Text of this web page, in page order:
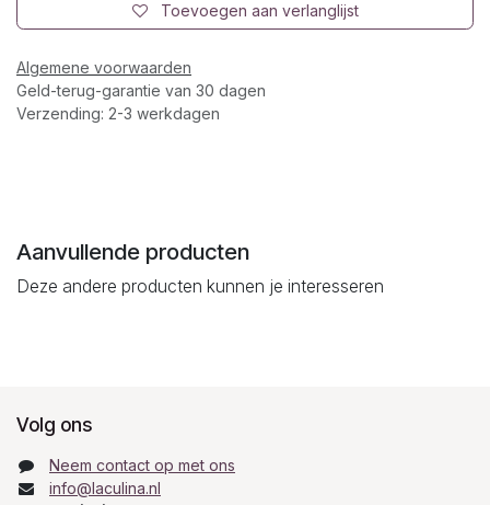
Toevoegen aan verlanglijst
Algemene voorwaarden
Geld-terug-garantie van 30 dagen
Verzending: 2-3 werkdagen
Aanvullende producten
Deze andere producten kunnen je interesseren
Volg ons
Neem contact op met ons
info@laculina.nl